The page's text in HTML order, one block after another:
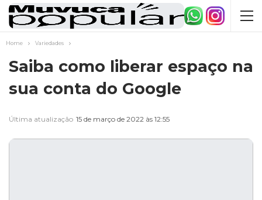
Home Variedades
Saiba como liberar espaço na
sua conta do Google
Última atualização 15 de março de 2022 às 12:55